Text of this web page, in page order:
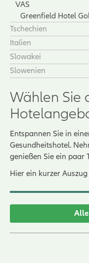
VAS
Greenfield Hotel
Tschechien
Italien
Slowakei
Slowenien
Wählen Sie
Entspannen Sie in
Gesundheitshotel.
genießen Sie ein paar
Hier ein kurzer